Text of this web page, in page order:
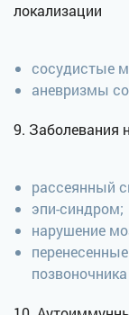
локализации
сосудистые
аневризмы
9. Заболевания
рассеянный
эпи-синдром;
нарушение
позвоночника